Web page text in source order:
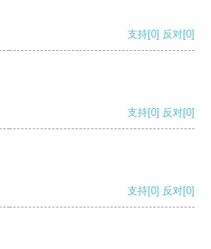
支持[0] 反对[0]
支持[0] 反对[0]
支持[0] 反对[0]